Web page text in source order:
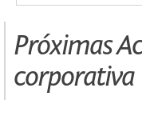
Próximas
corporativa